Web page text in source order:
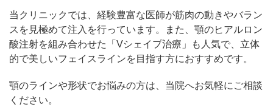
当クリニックでは、経験豊富な医師が筋肉の動きやバラン
スを見極めて注入を行っています。また、顎のヒアルロン
酸注射を組み合わせた「Vシェイプ治療」も人気で、立体
的で美しいフェイスラインを目指す方におすすめです。
顎のラインや形状でお悩みの方は、当院へお気軽にご相談
ください。